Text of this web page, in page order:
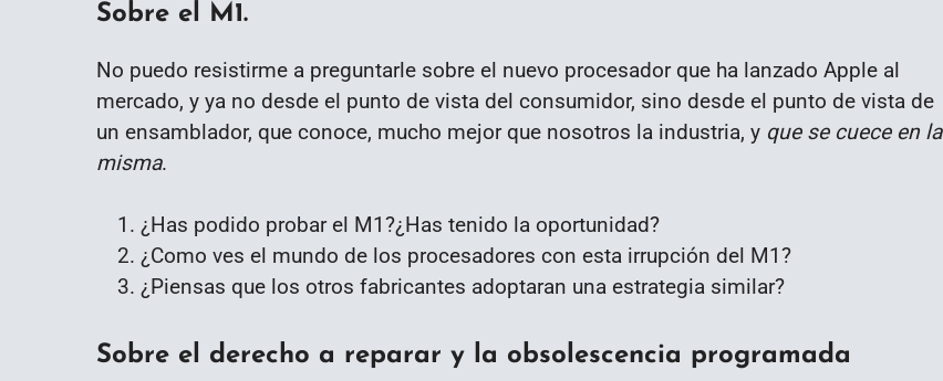
Sobre el M1.
No puedo resistirme a preguntarle sobre el nuevo procesador que ha lanzado Apple al
mercado, y ya no desde el punto de vista del consumidor, sino desde el punto de vista de
un ensamblador, que conoce, mucho mejor que nosotros la industria, y que se cuece en la
misma.
¿Has podido probar el M1?¿Has tenido la oportunidad?
¿Como ves el mundo de los procesadores con esta irrupción del M1?
¿Piensas que los otros fabricantes adoptaran una estrategia similar?
Sobre el derecho a reparar y la obsolescencia programada